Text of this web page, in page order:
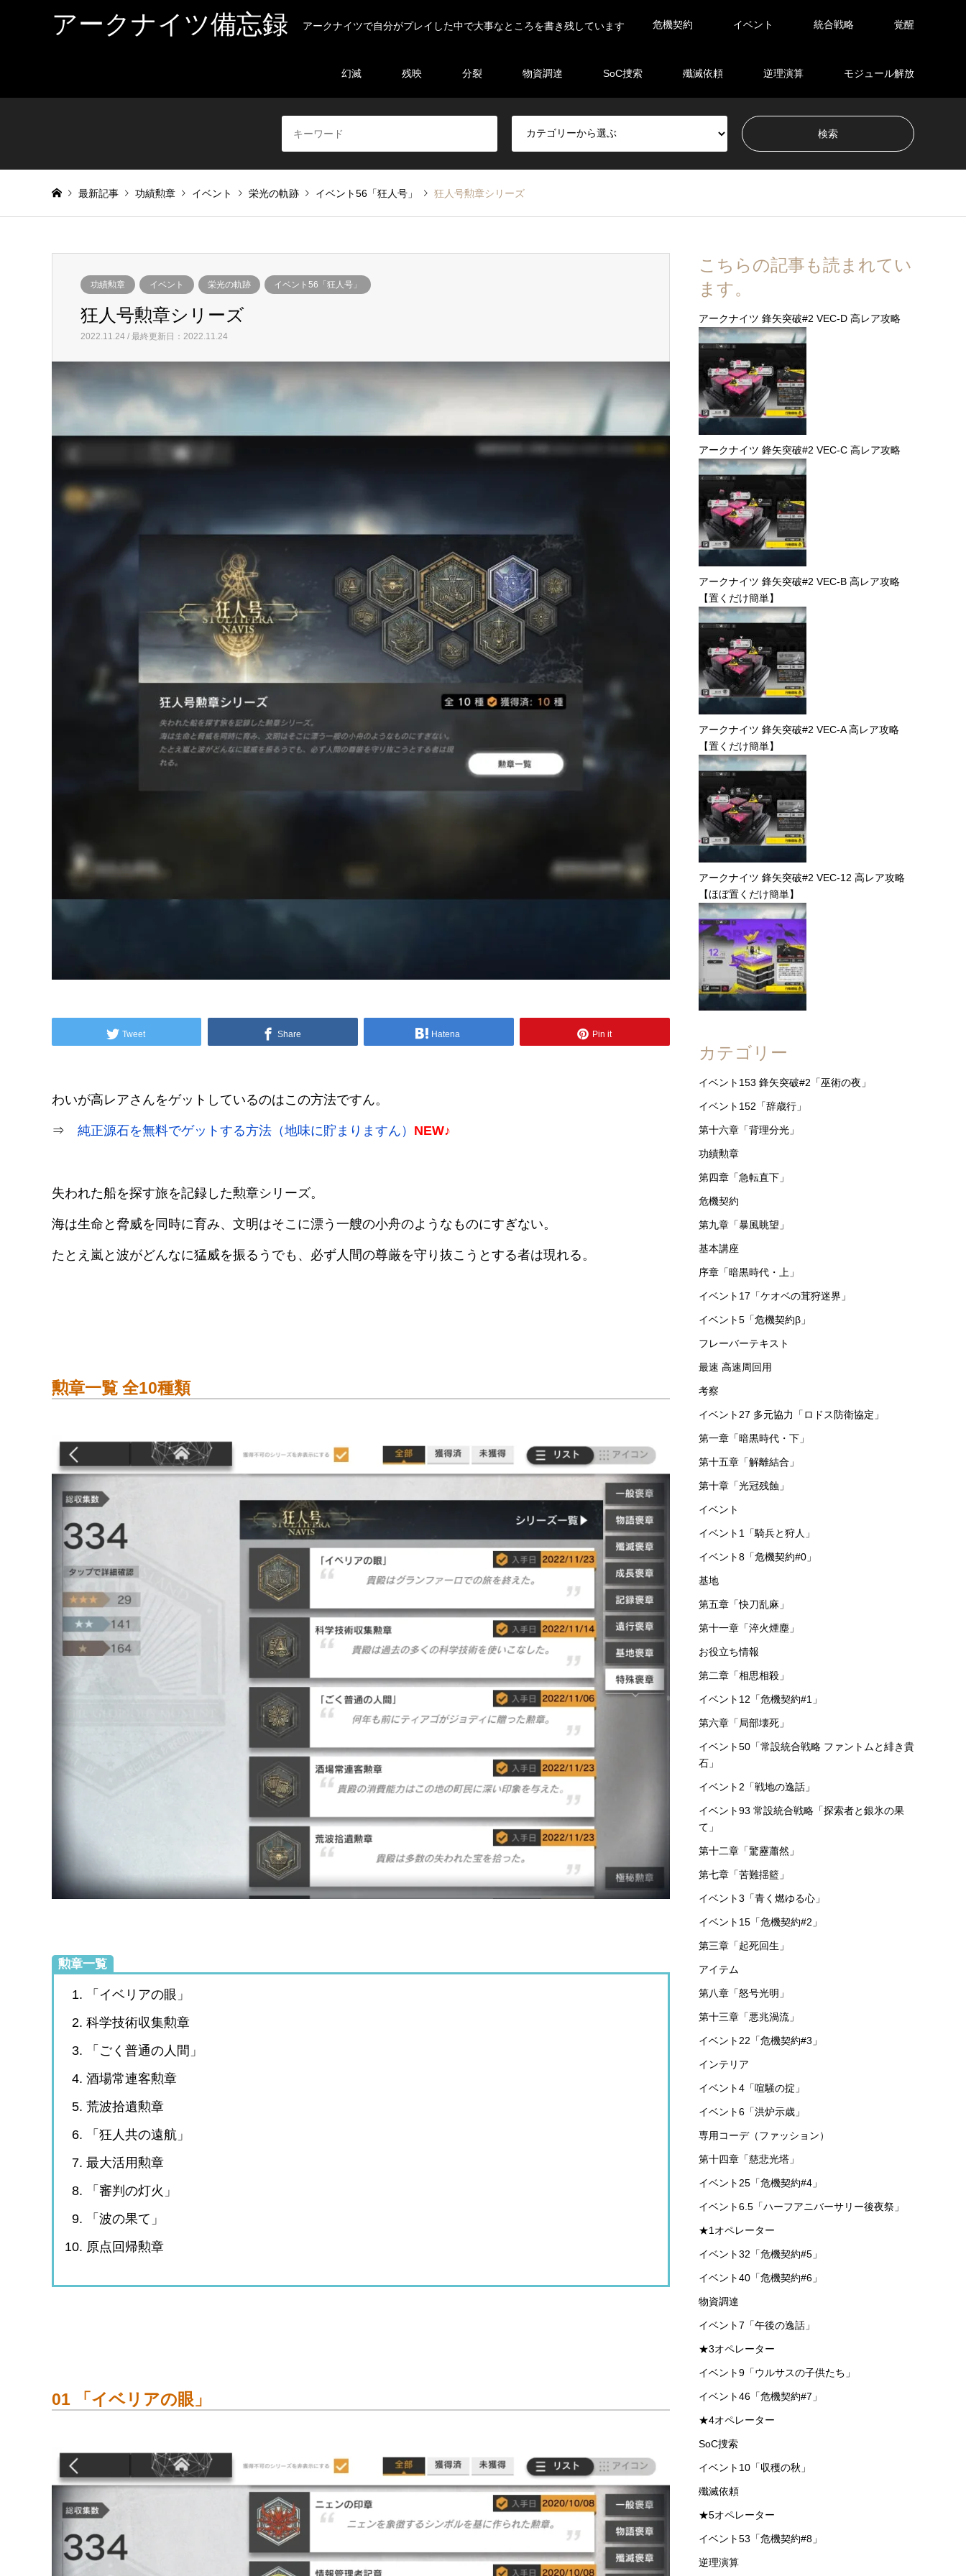
アークナイツ備忘録 アークナイツで自分がプレイした中で大事なところを書き残しています 危機契約 イベント 統合戦略 覚醒
幻滅 残映 分裂 物資調達 SoC捜索 殲滅依頼 逆理演算 モジュール解放
最新記事 功績勲章
功績勲章
狂人号勲章シリーズ
2022.11.24 / 最終更新日：2022.11.24
Tweet Share Hatena
海は生命と脅威を同時に育み、文明はそこに漂う一艘の小舟のようなものにすぎない。
たとえ嵐と波がどんなに猛威を振るうでも、必ず人間の尊厳を守り抜こうとする者は現れる。
勲章一覧 全10種類
「イベリアの眼」
科学技術収集勲章
「審判の灯火」
原点回帰勲章
こちらの記事も読まれてい
ます。
アークナイツ 鋒矢突破#2 VEC-D 高レア攻略
アークナイツ 鋒矢突破#2 VEC-C 高レア攻略
アークナイツ 鋒矢突破#2 VEC-B 高レア攻略
【置くだけ簡単】
アークナイツ 鋒矢突破#2 VEC-A 高レア攻略
【置くだけ簡単】
【ほぼ置くだけ簡単】
カテゴリー
イベント153 鋒矢突破#2「巫術の夜」
イベント152「辞歳行」
第十六章「背理分光」
功績勲章
第四章「急転直下」
危機契約
第九章「暴風眺望」
基本講座
序章「暗黒時代・上」
イベント17「ケオベの茸狩迷界」
イベント5「危機契約β」
フレーバーテキスト
最速 高速周回用
考察
イベント27 多元協力「ロドス防衛協定」
第一章「暗黒時代・下」
第十五章「解離結合」
第十章「光冠残蝕」
イベント
イベント1「騎兵と狩人」
第十一章「淬火煙塵」
お役立ち情報
第二章「相思相殺」
イベント12「危機契約#1」
第六章「局部壊死」
て」
第十二章「驚靂蕭然」
第七章「苦難揺籃」
イベント3「青く燃ゆる心」
イベント15「危機契約#2」
第三章「起死回生」
アイテム
第八章「怒号光明」
第十三章「悪兆渦流」
イベント22「危機契約#3」
インテリア
イベント4「喧騒の掟」
イベント6「洪炉示歳」
専用コーデ（ファッション）
第十四章「慈悲光塔」
イベント25「危機契約#4」
イベント6.5「ハーフアニバーサリー後夜祭」
★1オペレーター
イベント32「危機契約#5」
イベント40「危機契約#6」
物資調達
イベント7「午後の逸話」
★3オペレーター